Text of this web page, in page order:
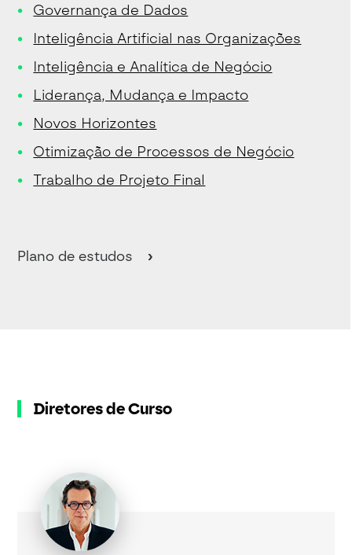
Governança de Dados
Inteligência Artificial nas Organizações
Inteligência e Analítica de Negócio
Liderança, Mudança e Impacto
Novos Horizontes
Otimização de Processos de Negócio
Trabalho de Projeto Final
Plano de estudos
Diretores de Curso